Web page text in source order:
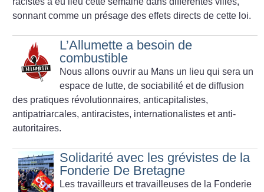
sonnant comme un présage des effets directs de cette loi.
L’Allumette a besoin de
combustible
Nous allons ouvrir au Mans un lieu qui sera un
espace de lutte, de sociabilité et de diffusion
des pratiques révolutionnaires, anticapitalistes,
antipatriarcales, antiracistes, internationalistes et anti-
autoritaires.
Solidarité avec les grévistes de la
Fonderie De Bretagne
Les travailleurs et travailleuses de la Fonderie